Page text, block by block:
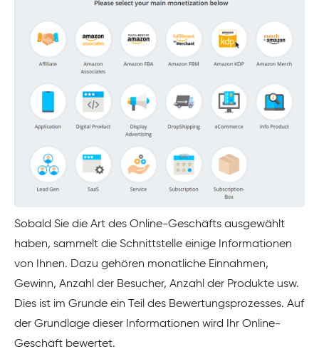
Sobald Sie die Art des Online-Geschäfts ausgewählt
haben, sammelt die Schnittstelle einige Informationen
von Ihnen. Dazu gehören monatliche Einnahmen,
Gewinn, Anzahl der Besucher, Anzahl der Produkte usw.
Dies ist im Grunde ein Teil des Bewertungsprozesses. Auf
der Grundlage dieser Informationen wird Ihr Online-
Geschäft bewertet.